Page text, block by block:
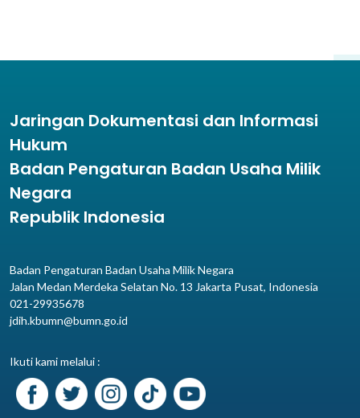
Jaringan Dokumentasi dan Informasi
Hukum
Badan Pengaturan Badan Usaha Milik
Negara
Republik Indonesia
Badan Pengaturan Badan Usaha Milik Negara
Jalan Medan Merdeka Selatan No. 13 Jakarta Pusat, Indonesia
021-29935678
jdih.kbumn@bumn.go.id
Ikuti kami melalui :